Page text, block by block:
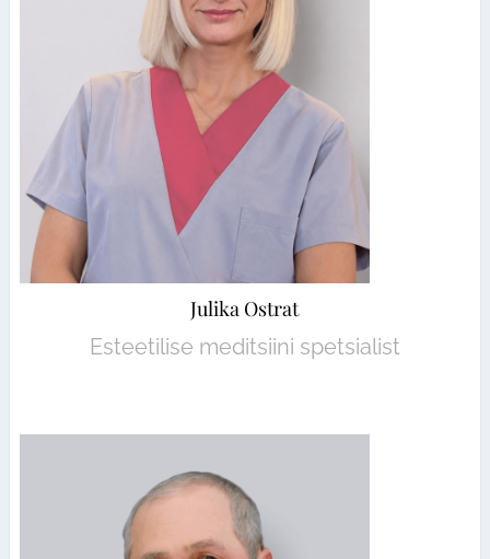
Julika Ostrat
Esteetilise meditsiini spetsialist